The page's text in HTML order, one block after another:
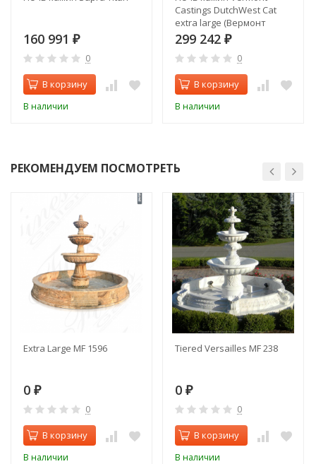
160 991 ₽
0
В корзину
В наличии
Castings DutchWest Cat
extra large (Вермонт
Кастингс Дачвест очень
большая)
299 242 ₽
0
В корзину
В наличии
РЕКОМЕНДУЕМ ПОСМОТРЕТЬ
Extra Large MF 1596
0 ₽
0
В корзину
В наличии
Tiered Versailles MF 238
0 ₽
0
В корзину
В наличии